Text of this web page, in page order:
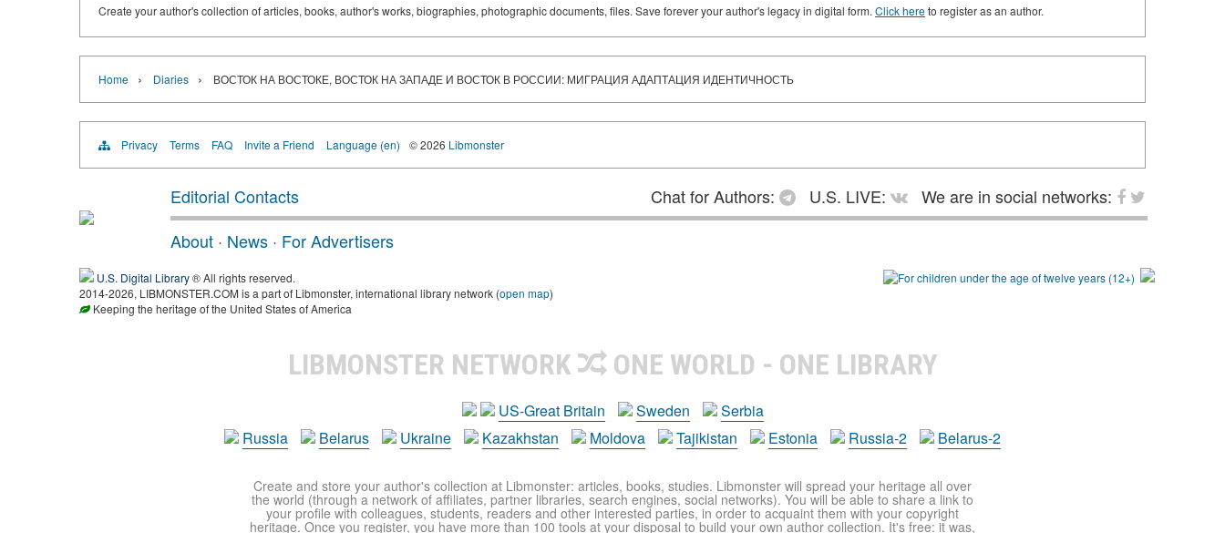
Create your author's collection of articles, books, author's works, biographies, photographic documents, files. Save forever your author's legacy in digital form. Click hereto register as an author.
Home › Diaries › ВОСТОК НА ВОСТОКЕ, ВОСТОК НА ЗАПАДЕ И ВОСТОК В РОССИИ: МИГРАЦИЯ АДАПТАЦИЯ ИДЕНТИЧНОСТЬ
Privacy Terms FAQ Invite a Friend Language (en) © 2026 Libmonster
Editorial Contacts Chat for Authors: U.S. LIVE:
We are in social networks:
About · News · For Advertisers
U.S. Digital Library® All rights reserved.
2014-2026, LIBMONSTER.COM is a part of Libmonster, international library network (open map)
Keeping the heritage of the United States of America
LIBMONSTER NETWORK ONE WORLD - ONE LIBRARY
US-Great Britain Sweden
Serbia
Russia
Belarus Ukraine Kazakhstan Moldova Tajikistan Estonia Russia-2 Belarus-2
Create and store your author's collection at Libmonster: articles, books, studies. Libmonster will spread your heritage all over
the world (through a network of affiliates, partner libraries, search engines, social networks). You will be able to share a link to
your profile with colleagues, students, readers and other interested parties, in order to acquaint them with your copyright
heritage. Once you register, you have more than 100 tools at your disposal to build your own author collection. It's free: it was,